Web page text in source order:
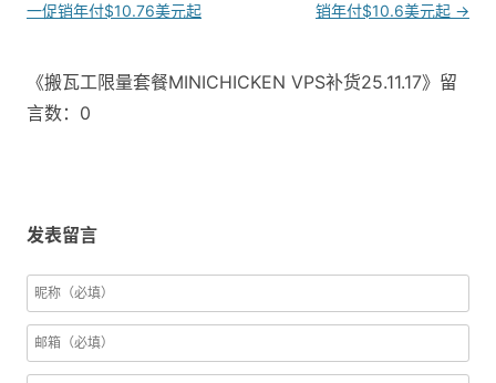
navigation
一促销年付$10.76美元起
销年付$10.6美元起 →
《搬瓦工限量套餐MINICHICKEN VPS补货25.11.17》留
言数：0
发表留言